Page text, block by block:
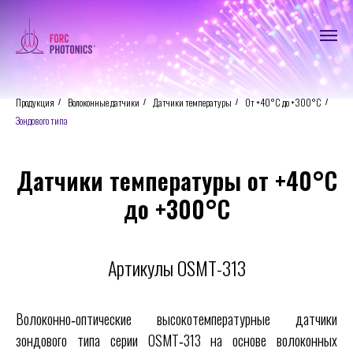
Продукция / Волоконные датчики / Датчики температуры / От +40°С до +300°С /
Зондового типа
Датчики температуры от +40°С
до +300°С
Артикулы OSMT-313
Волоконно‑оптические высокотемпературные датчики
зондового типа серии OSMT‑313 на основе волоконных